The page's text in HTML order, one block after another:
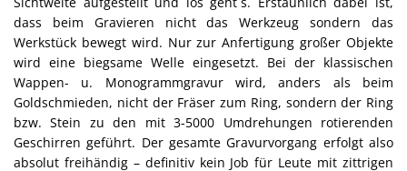
dass beim Gravieren nicht das Werkzeug sondern das
Werkstück bewegt wird. Nur zur Anfertigung großer Objekte
wird eine biegsame Welle eingesetzt. Bei der klassischen
Wappen- u. Monogrammgravur wird, anders als beim
Goldschmieden, nicht der Fräser zum Ring, sondern der Ring
bzw. Stein zu den mit 3-5000 Umdrehungen rotierenden
Geschirren geführt. Der gesamte Gravurvorgang erfolgt also
absolut freihändig – definitiv kein Job für Leute mit zittrigen